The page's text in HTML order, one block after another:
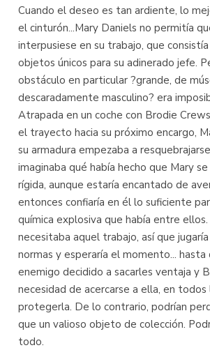
Cuando el deseo es tan ardiente, lo
el cinturón...Mary Daniels no permitía
interpusiese en su trabajo, que
objetos únicos para su adinerado jefe.
obstáculo en particular ?grande, de
descaradamente masculino? era
Atrapada en un coche con Brodie
el trayecto hacia su próximo encargo,
su armadura empezaba a
imaginaba qué había hecho que Mary
rígida, aunque estaría encantado de
entonces confiaría en él lo suficiente
química explosiva que había entre ellos.
necesitaba aquel trabajo, así que
normas y esperaría el momento... hasta
enemigo decidido a sacarles ventaja y
necesidad de acercarse a ella, en
protegerla. De lo contrario, podrían
que un valioso objeto de colección.
todo.